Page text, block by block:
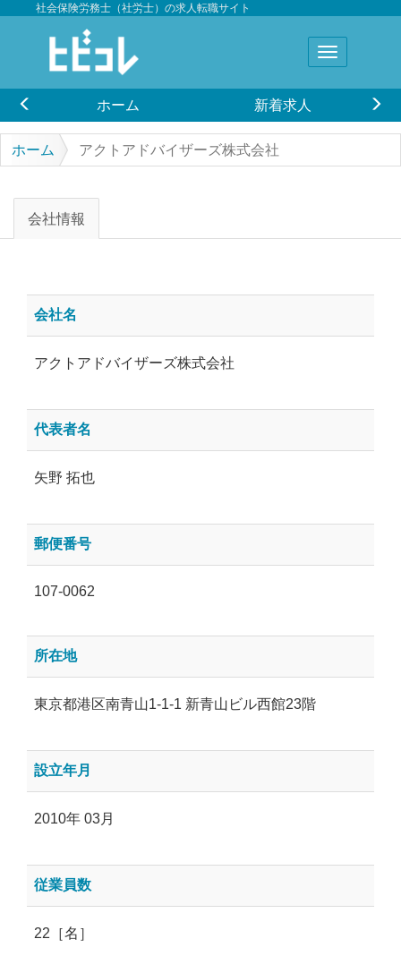
社会保険労務士（社労士）の求人転職サイト
ホーム 新着求人
ホーム アクトアドバイザーズ株式会社
会社情報
会社名
アクトアドバイザーズ株式会社
代表者名
矢野 拓也
郵便番号
107-0062
所在地
東京都港区南青山1-1-1 新青山ビル西館23階
設立年月
2010年 03月
従業員数
22［名］